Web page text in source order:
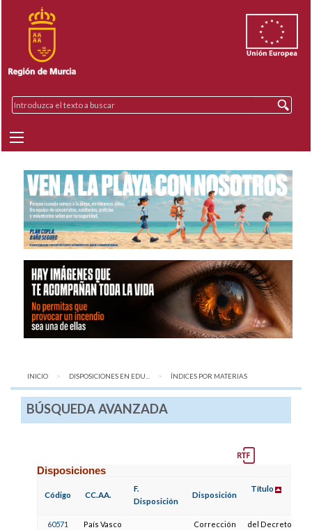
INICIO DISPOSICIONES EN EDU... AQUÍ:
ÍNDICES POR MATERIAS
BÚSQUEDA AVANZADA
Disposiciones
Código CC.AA.
F.
Disposición
Disposición
Título
60571 País Vasco
Corrección
del Decreto